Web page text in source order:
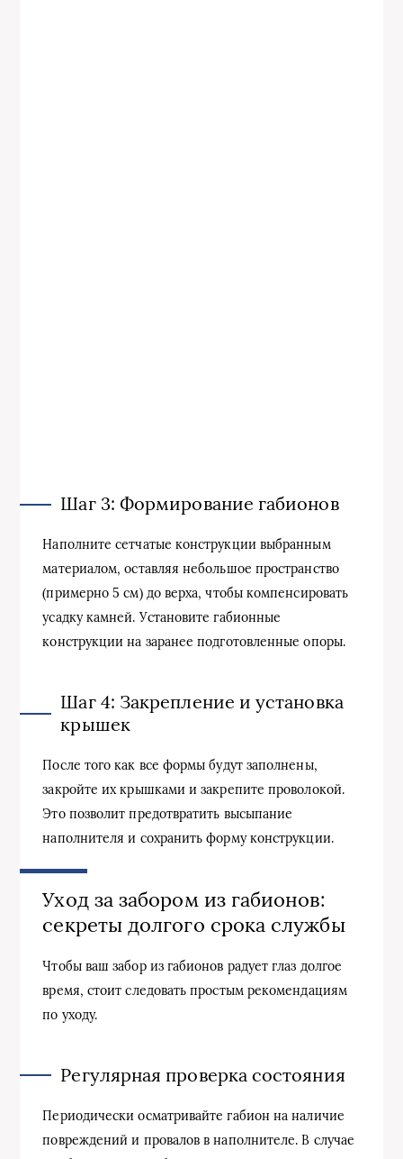
Шаг 3: Формирование габионов
Наполните сетчатые конструкции выбранным
материалом, оставляя небольшое пространство
(примерно 5 см) до верха, чтобы компенсировать
усадку камней. Установите габионные
конструкции на заранее подготовленные опоры.
Шаг 4: Закрепление и установка
крышек
После того как все формы будут заполнены,
закройте их крышками и закрепите проволокой.
Это позволит предотвратить высыпание
наполнителя и сохранить форму конструкции.
Уход за забором из габионов:
секреты долгого срока службы
Чтобы ваш забор из габионов радует глаз долгое
время, стоит следовать простым рекомендациям
по уходу.
Регулярная проверка состояния
Периодически осматривайте габион на наличие
повреждений и провалов в наполнителе. В случае